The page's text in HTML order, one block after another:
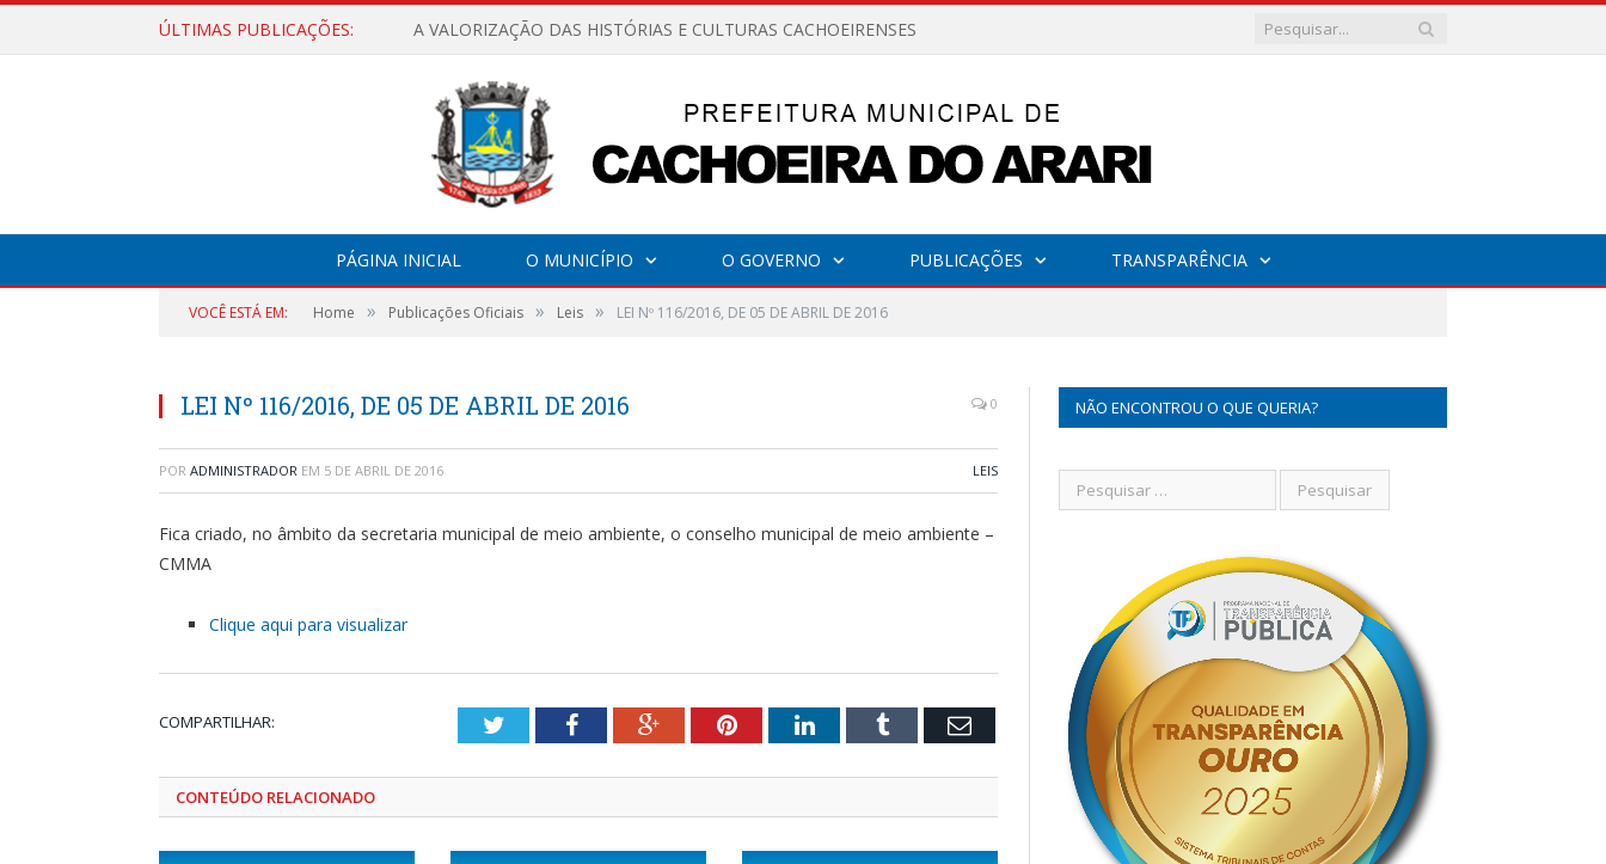
ÚLTIMAS PUBLICAÇÕES: A VALORIZAÇÃO DAS HISTÓRIAS E CULTURAS CACHOEIRENSES
PÁGINA INICIAL O MUNICÍPIO O GOVERNO PUBLICAÇÕES TRANSPARÊNCIA
VOCÊ ESTÁ EM: Home » Publicações Oficiais » Leis » LEI Nº 116/2016, DE 05 DE ABRIL DE 2016
LEI Nº 116/2016, DE 05 DE ABRIL DE 2016 0
POR ADMINISTRADOR EM 5 DE ABRIL DE 2016 LEIS
Fica criado, no âmbito da secretaria municipal de meio ambiente, o conselho municipal de meio ambiente –
CMMA
Clique aqui para visualizar
COMPARTILHAR: TwitterFacebookGoogle+PinterestLinkedInTumblr Email
CONTEÚDO RELACIONADO
NÃO ENCONTROU O QUE QUERIA?